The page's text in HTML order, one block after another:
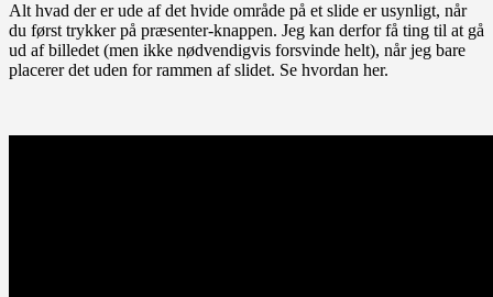
Alt hvad der er ude af det hvide område på et slide er usynligt, når
du først trykker på præsenter-knappen. Jeg kan derfor få ting til at gå
ud af billedet (men ikke nødvendigvis forsvinde helt), når jeg bare
placerer det uden for rammen af slidet. Se hvordan her.